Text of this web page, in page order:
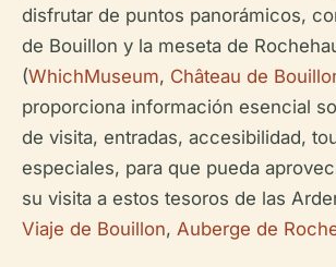
disfrutar de puntos panorámicos,
de Bouillon y la meseta de
(WhichMuseum, Château de
proporciona información esencial
de visita, entradas, accesibilidad,
especiales, para que pueda
su visita a estos tesoros de las
Viaje de Bouillon, Auberge de